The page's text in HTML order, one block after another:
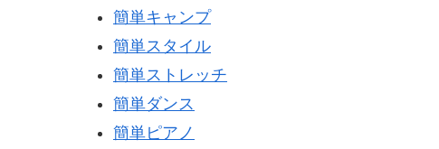
簡単キャンプ
簡単スタイル
簡単ストレッチ
簡単ダンス
簡単ピアノ